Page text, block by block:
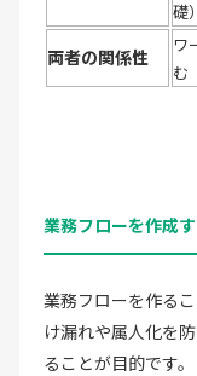
礎）
両者の関係性
ワ
む
業務フローを作成
業務フローを作る
け漏れや属人化を
ることが目的です。